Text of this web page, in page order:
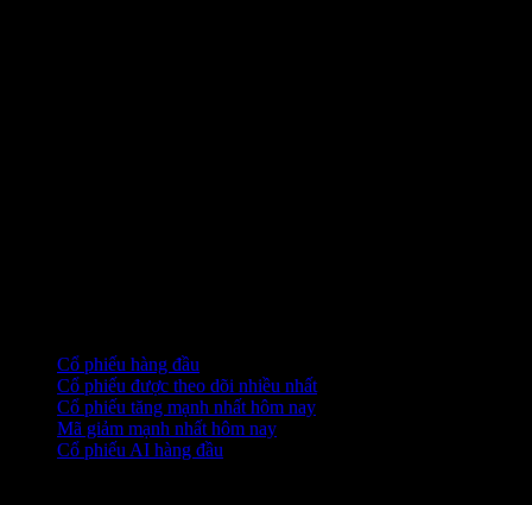
Cổ phiếu hàng đầu
Cổ phiếu được theo dõi nhiều nhất
Cổ phiếu tăng mạnh nhất hôm nay
Mã giảm mạnh nhất hôm nay
Cổ phiếu AI hàng đầu